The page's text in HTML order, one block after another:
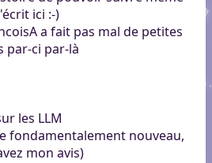
ici :-)
a fait pas mal de petites
par-ci par-là
les LLM
fondamentalement nouveau,
mon avis)